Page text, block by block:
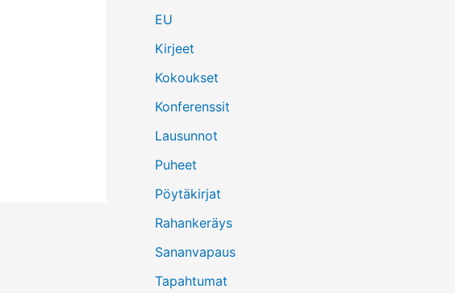
EU
Kirjeet
Kokoukset
Konferenssit
Lausunnot
Puheet
Pöytäkirjat
Rahankeräys
Sananvapaus
Tapahtumat